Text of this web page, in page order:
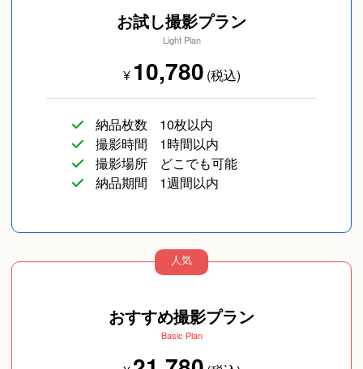
カップルフォト 友達
お試し撮影プラン
Light Plan
¥10,780 (税込)
納品枚数
10枚以内
撮影時間
1時間以内
撮影場所
どこでも可能
納品期間
1週間以内
人気
おすすめ撮影プラン
Basic Plan